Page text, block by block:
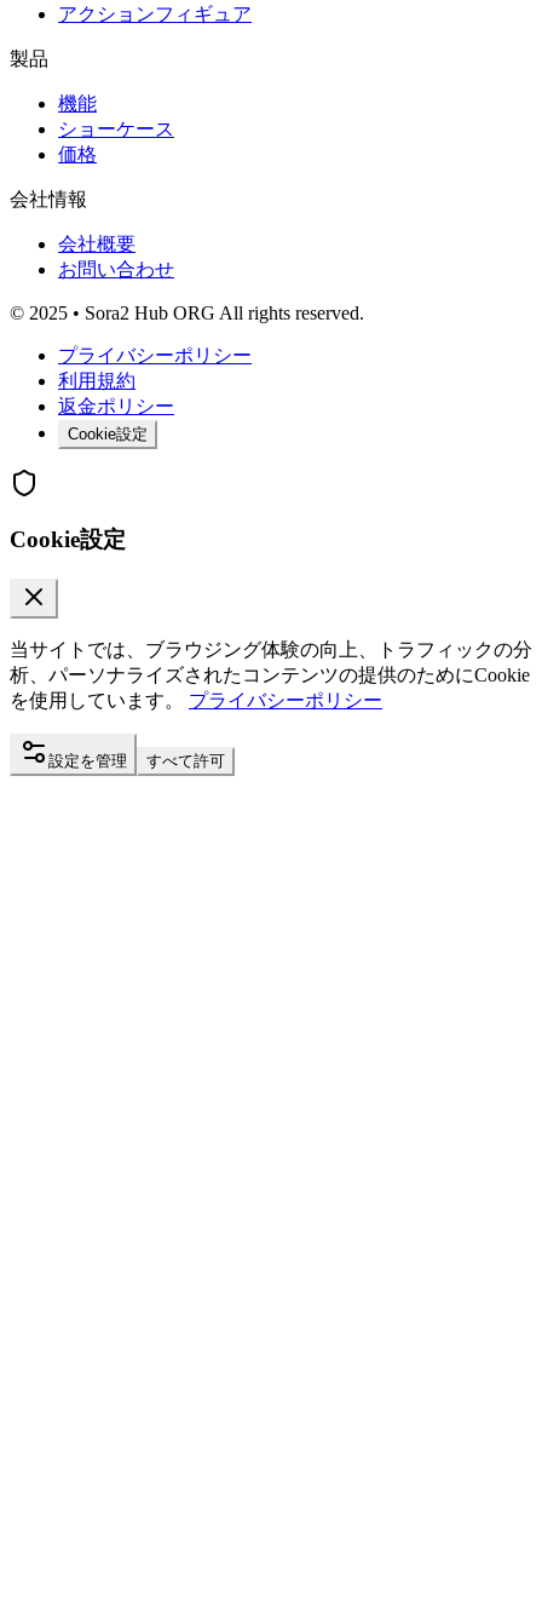
アクションフィギュア
製品
機能
ショーケース
価格
会社情報
会社概要
お問い合わせ
© 2025 • Sora2 Hub ORG All rights reserved.
プライバシーポリシー
利用規約
返金ポリシー
Cookie設定
Cookie設定
当サイトでは、ブラウジング体験の向上、トラフィックの分
析、パーソナライズされたコンテンツの提供のためにCookie
を使用しています。
プライバシーポリシー
設定を管理 すべて許可